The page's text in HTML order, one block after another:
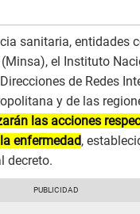
sanitaria, entidades
el Instituto
de Redes
y de las
las acciones
enfermedad,
decreto.